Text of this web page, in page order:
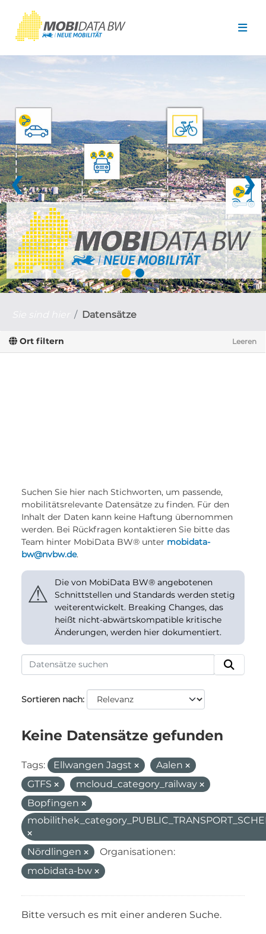
❮ ❯
Datensätze
Ort filtern Leeren
Suchen Sie hier nach Stichworten, um passende,
mobilitätsrelevante Datensätze zu finden. Für den
Inhalt der Daten kann keine Haftung übernommen
werden. Bei Rückfragen kontaktieren Sie bitte das
Team hinter MobiData BW® unter mobidata-
bw@nvbw.de.
⚠
Die von MobiData BW® angebotenen
Schnittstellen und Standards werden stetig
weiterentwickelt. Breaking Changes, das
heißt nicht-abwärtskompatible kritische
Änderungen, werden hier dokumentiert.
Sortieren nach
Keine Datensätze gefunden
Tags: Ellwangen Jagst
Aalen
GTFS
mcloud_category_railway
Bopfingen
Nördlingen
Organisationen:
mobidata-bw
Bitte versuch es mit einer anderen Suche.